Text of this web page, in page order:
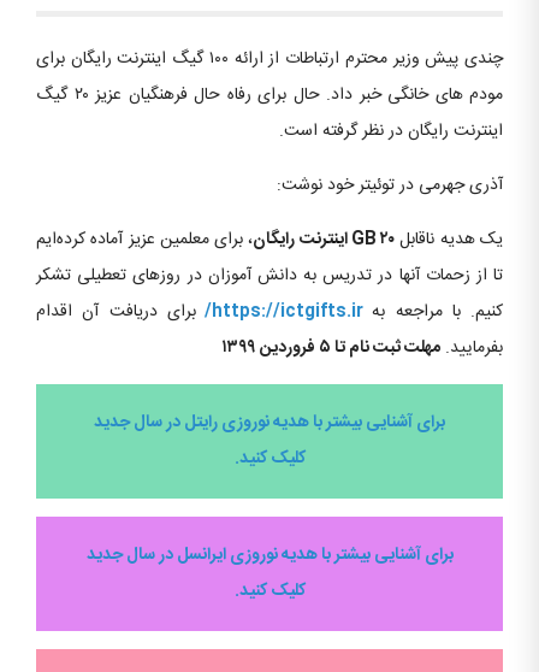
چندی پیش وزیر محترم ارتباطات از ارائه ۱۰۰ گیگ اینترنت رایگان برای
مودم های خانگی خبر داد. حال برای رفاه حال فرهنگیان عزیز ۲۰ گیگ
اینترنت رایگان در نظر گرفته است.
آذری جهرمی در توئیتر خود نوشت:
یک هدیه ناقابل۲۰ GB اینترنت رایگان
، برای معلمین عزیز آماده کرده‌ایم
تا از زحمات آنها در تدریس به دانش آموزان در روزهای تعطیلی تشکر
کنیم. با مراجعه به https://ictgifts.ir/ برای دریافت آن اقدام
بفرمایید. مهلت ثبت نام تا ۵ فروردین ۱۳۹۹
برای آشنایی بیشتر با هدیه نوروزی رایتل در سال جدید
کلیک کنید.
برای آشنایی بیشتر با هدیه نوروزی ایرانسل در سال جدید
کلیک کنید.